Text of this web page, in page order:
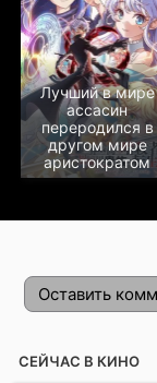
Лучший в мире
ассасин
переродился в
другом мире
аристократом
Оставить
СЕЙЧАС В КИНО